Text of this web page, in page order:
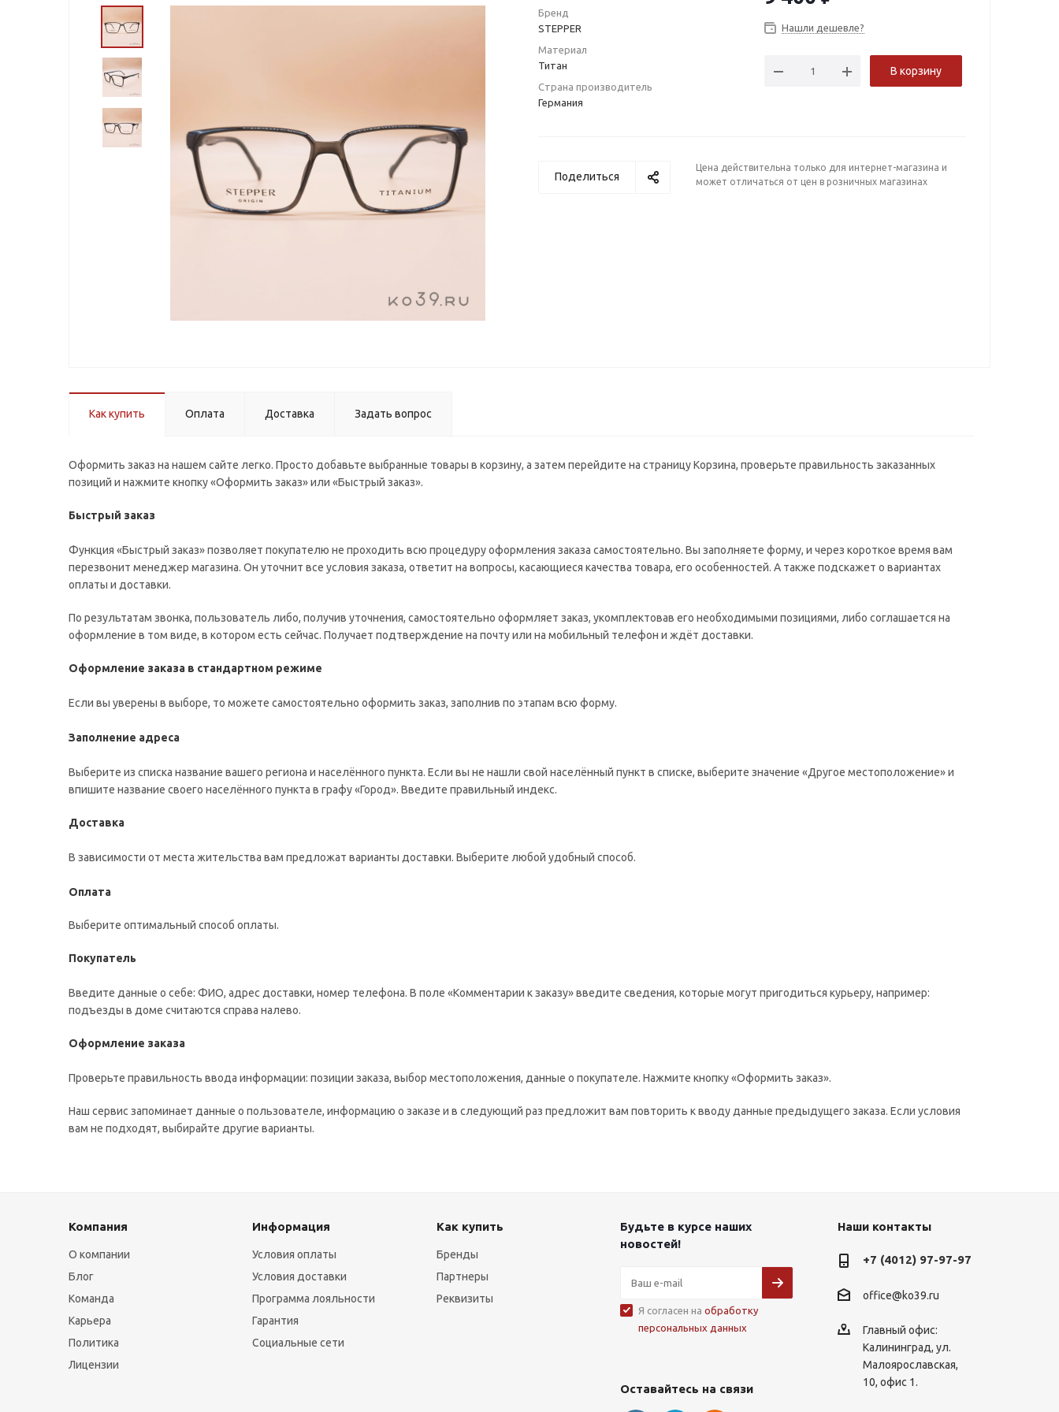
Бренд
STEPPER
Материал
Титан
Страна производитель
Германия
Нашли дешевле?
В корзину
Поделиться
Цена действительна только для интернет-магазина и
может отличаться от цен в розничных магазинах
Как купить Оплата Доставка Задать вопрос
Оформить заказ на нашем сайте легко. Просто добавьте выбранные товары в корзину, а затем перейдите на страницу Корзина, проверьте правильность заказанных
позиций и нажмите кнопку «Оформить заказ» или «Быстрый заказ».
Быстрый заказ
Функция «Быстрый заказ» позволяет покупателю не проходить всю процедуру оформления заказа самостоятельно. Вы заполняете форму, и через короткое время вам
перезвонит менеджер магазина. Он уточнит все условия заказа, ответит на вопросы, касающиеся качества товара, его особенностей. А также подскажет о вариантах
оплаты и доставки.
По результатам звонка, пользователь либо, получив уточнения, самостоятельно оформляет заказ, укомплектовав его необходимыми позициями, либо соглашается на
оформление в том виде, в котором есть сейчас. Получает подтверждение на почту или на мобильный телефон и ждёт доставки.
Оформление заказа в стандартном режиме
Если вы уверены в выборе, то можете самостоятельно оформить заказ, заполнив по этапам всю форму.
Заполнение адреса
Выберите из списка название вашего региона и населённого пункта. Если вы не нашли свой населённый пункт в списке, выберите значение «Другое местоположение» и
впишите название своего населённого пункта в графу «Город». Введите правильный индекс.
Доставка
В зависимости от места жительства вам предложат варианты доставки. Выберите любой удобный способ.
Оплата
Выберите оптимальный способ оплаты.
Покупатель
Введите данные о себе: ФИО, адрес доставки, номер телефона. В поле «Комментарии к заказу» введите сведения, которые могут пригодиться курьеру, например:
подъезды в доме считаются справа налево.
Оформление заказа
Проверьте правильность ввода информации: позиции заказа, выбор местоположения, данные о покупателе. Нажмите кнопку «Оформить заказ».
Наш сервис запоминает данные о пользователе, информацию о заказе и в следующий раз предложит вам повторить к вводу данные предыдущего заказа. Если условия
вам не подходят, выбирайте другие варианты.
Компания
О компании
Блог
Команда
Карьера
Политика
Лицензии
Информация
Условия оплаты
Условия доставки
Программа лояльности
Гарантия
Социальные сети
Как купить
Бренды
Партнеры
Реквизиты
Будьте в курсе наших
новостей!
Я согласен на обработку
персональных данных
Оставайтесь на связи
Наши контакты
+7 (4012) 97-97-97
office@ko39.ru
Главный офис:
Калининград, ул.
Малоярославская,
10, офис 1.